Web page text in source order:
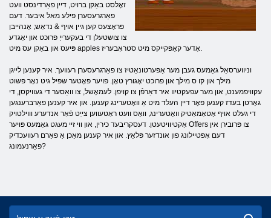
זאָלסט באַקן ברויט, דיין פאַרדינסט וועט
פאַרגרעסערן פילע מאל איבער. דעם
פּראָצעס קען גיין אויף & נדאַש; אָנהייבן
צו צושטעלן די בעקערייַ פרוכט און יאַגדע
פּיעס און באַקן עס מיט apples אָדער קאַפּקייקס מיט סטראָבעריז.
וניווערסאַל גאַמעס געבן מער אַפּערטונאַטיז צו פאַרגרעסערן רעוועך. איר קענען לייגן
מילך און קו ס מילך און פרוכט יאָגורץ טאָן. פּויער פּאָטער שפּיל גיט נאָר פּשוט
עקוויפּמענט, און מער עפעקטיוו איר דאַרפֿן צו קויפן. לעמאָשל, צו וואַסער די געוויקסן, די
גאָרטן בעדז קענען פאָר דיין העלד מיט אַ וואָטערינג קענען. און איר קענען פאַרברענגען
די געלט אויף אָטאַמאַטיק וואָטערינג, וואָס וועט ראַטעווען צייַט פֿאַר אנדערע וווילטויק
אַקטיוויטעטן. דעסקריבעד כירין, און ווי זיי מעגט גאַמעס פּויער Offers צו פּרובירן אין
דעם אָפּטיילונג פון אונדזער פּלאַץ. און איר קענען מאַכן אַ פאַרם רעוועכדיק
פאַרנעמונג?